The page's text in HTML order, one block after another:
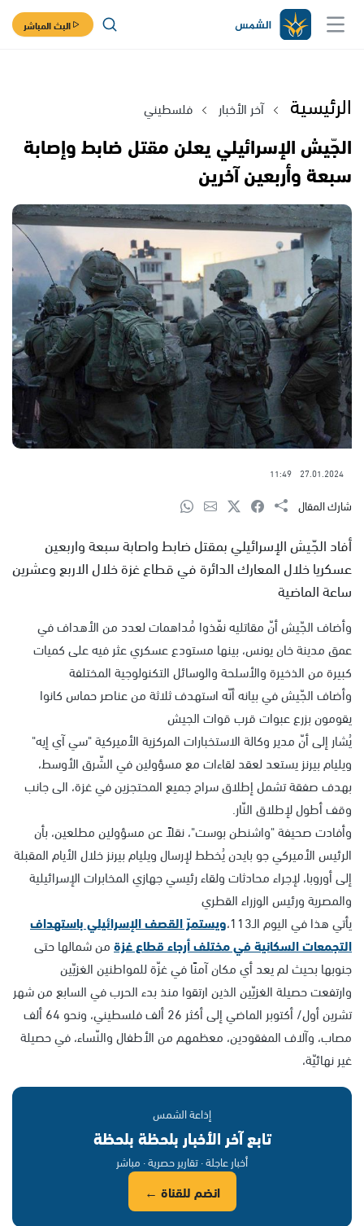
البث المباشر
الرئيسية آخر الأخبار فلسطيني
الجّيش الإسرائيلي يعلن مقتل ضابط وإصابة
سبعة وأربعين آخرين
27.01.2024
11:49
شارك المقال
أفاد الجّيش الإسرائيلي بمقتل ضابط واصابة سبعة واربعين
عسكريا خلال المعارك الدائرة في قطاع غزة خلال الاربع وعشرين
ساعة الماضية
وأضاف الجّيش أنّ مقاتليه نفّذوا مُداهمات لعدد من الأهداف في
عمق مدينة خان يونس، بينها مستودع عسكري عثر فيه على كميات
كبيرة من الذخيرة والأسلحة والوسائل التكنولوجية المختلفة
وأضاف الجّيش في بيانه أنّه استهدف ثلاثة من عناصر حماس كانوا
يقومون بزرع عبوات قرب قوات الجيش
يُشار إلى أنّ مدير وكالة الاستخبارات المركزية الأميركية "سي آي إيه"
ويليام بيرنز يستعد لعقد لقاءات مع مسؤولين في الشّرق الأوسط،
بهدف صفقة تشمل إطلاق سراح جميع المحتجزين في غزة، الى جانب
وقف أطول لإطلاق النّار.
وأفادت صحيفة "واشنطن بوست"، نقلاً عن مسؤولين مطلعين، بأن
الرئيس الأميركي جو بايدن يُخطط لإرسال ويليام بيرنز خلال الأيام المقبلة
إلى أوروبا، لإجراء محادثات ولقاء رئيسي جهازي المخابرات الإسرائيلية
والمصرية ورئيس الوزراء القطري
يأتي هذا في اليوم الـ113،
ويستمرّ القصف الإسرائيلي باستهداف
التجمعات السكانية في مختلف أرجاء قطاع غزةمن شمالها حتى
جنوبها بحيث لم يعد أي مكان آمنًا في غزّة للمواطنين الغزيّين
وارتفعت حصيلة الغزيّين الذين ارتقوا منذ بدء الحرب في السابع من شهر
تشرين أول/ أكتوبر الماضي إلى أكثر 26 ألف فلسطيني، ونحو 64 ألف
مصاب، وآلاف المفقودين، معظمهم من الأطفال والنّساء، في حصيلة
غير نهائيّة،
إذاعة الشمس
تابع آخر الأخبار بلحظة بلحظة
أخبار عاجلة · تقارير حصرية · مباشر
انضم للقناة ←